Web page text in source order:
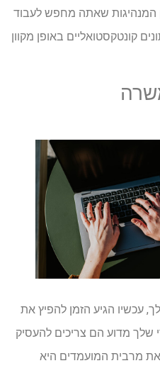
המנהיגות שאתה מחפש לעבוד
קונטקסטואליים באופן מקוון
עכשיו הגיע הזמן להפיץ את
שלך מדוע הם צריכים להעסיק
מרבית המועמדים היא